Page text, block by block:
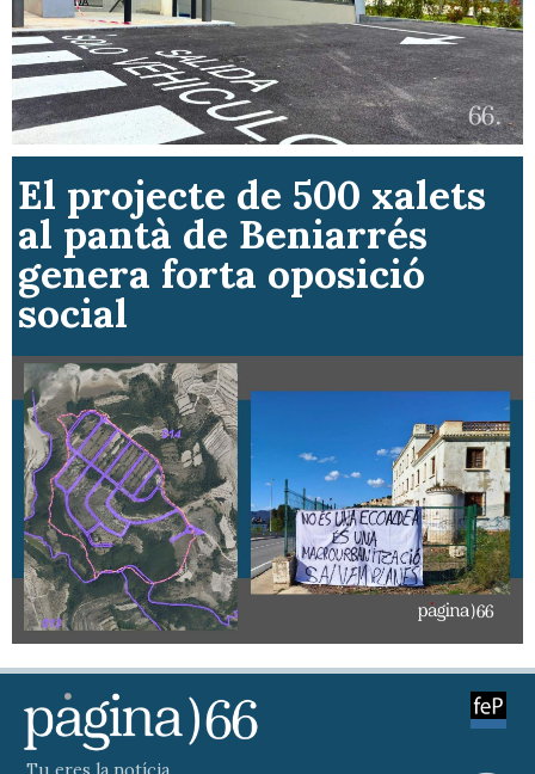
El projecte de 500 xalets
al pantà de Beniarrés
genera forta oposició
social